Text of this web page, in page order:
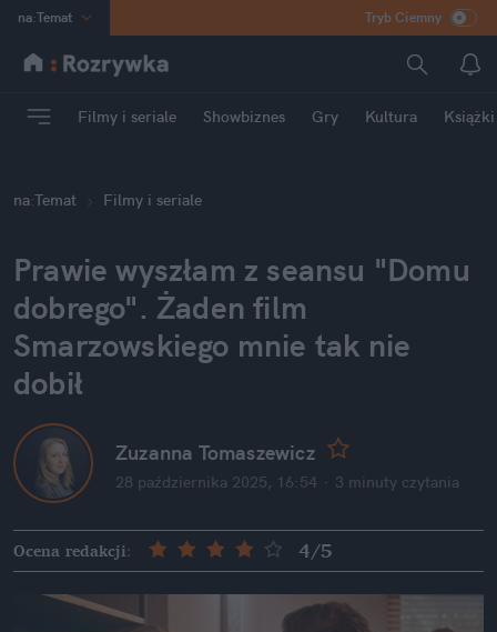
na:Temat
INN Poland
mama
Rozrywka
Tryb Ciemny
Filmy i seriale Showbiznes Gry Kultura Książki
na:Temat Filmy i seriale
Prawie wyszłam z seansu "Domu
dobrego". Żaden film
Smarzowskiego mnie tak nie
dobił
Zuzanna Tomaszewicz
28 października 2025, 16:54 · 3 minuty czytania
Ocena redakcji: 4/5